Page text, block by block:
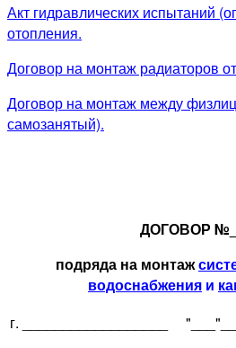
Акт гидравлических испытаний
отопления.
Договор на монтаж радиаторов
Договор на монтаж между
самозанятый).
ДОГОВОР
подряда на монтаж
водоснабжения и
г. __________________